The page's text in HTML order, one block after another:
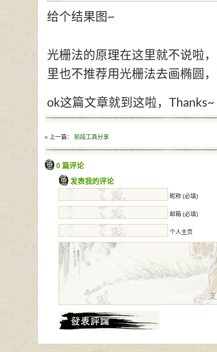
给个结果图~
光栅法的原理在这里就不说啦
里也不推荐用光栅法去画椭圆
ok这篇文章就到这啦，Thanks~
« 上一篇： 前段工具分享
0 篇评论
发表我的评论
昵称 (必填)
邮箱 (必填)
个人主页